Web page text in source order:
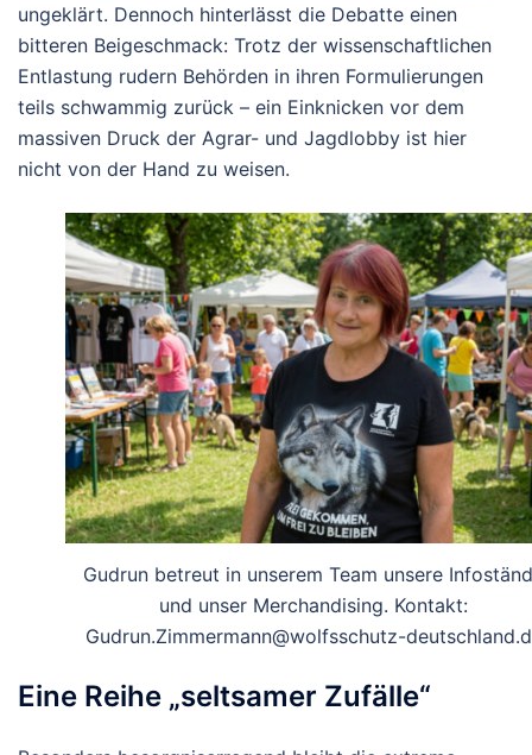
ungeklärt. Dennoch hinterlässt die Debatte einen
bitteren Beigeschmack: Trotz der wissenschaftlichen
Entlastung rudern Behörden in ihren Formulierungen
teils schwammig zurück – ein Einknicken vor dem
massiven Druck der Agrar- und Jagdlobby ist hier
nicht von der Hand zu weisen.
Gudrun betreut in unserem Team unsere
und unser Merchandising. Kontakt:
Gudrun.Zimmermann@wolfsschutz-
Eine Reihe „seltsamer Zufälle“